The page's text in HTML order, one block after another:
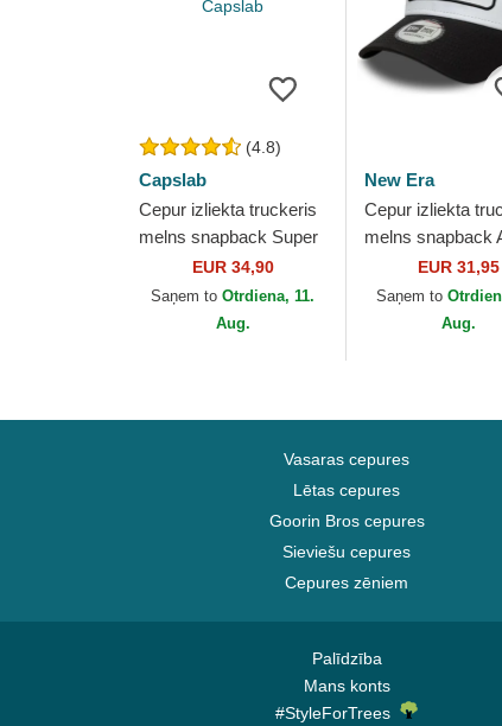
(4.8)
Capslab
Cepur izliekta truckeris
melns snapback Super
Saiyan Blue CAS GOK1
Son Goku Dragon Ball
no Capslab
EUR 34,90
Saņem toOtrdiena, 11.
Aug.
New Era
Cepur izliekta
melns snapback
Frame Location no
Austin Ciudades
Playas Texas no
EUR 31,95
Saņem to
Aug.
Vasaras cepures
Lētas cepures
Goorin Bros cepures
Sieviešu cepures
Cepures zēniem
Palīdzība
Mans konts
#StyleForTrees